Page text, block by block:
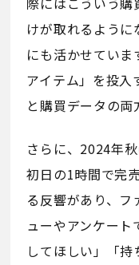
けが取れるよう
にも活かせてい
アイテム」を投入
と購買データの両
さらに、2024年
初日の1時間で完
る反響があり、
ューやアンケー
してほしい」「